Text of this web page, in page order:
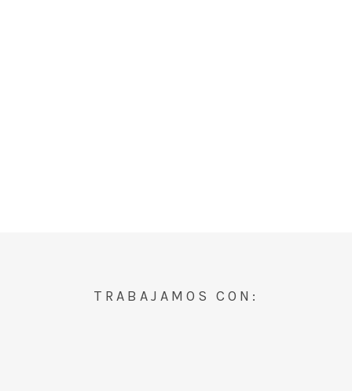
TRABAJAMOS CON: